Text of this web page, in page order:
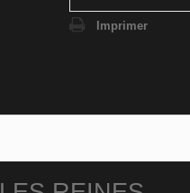
Imprimer